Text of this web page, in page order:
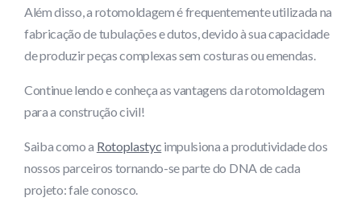
Além disso, a rotomoldagem é frequentemente utilizada na
fabricação de tubulações e dutos, devido à sua capacidade
de produzir peças complexas sem costuras ou emendas.
Continue lendo e conheça as vantagens da rotomoldagem
para a construção civil!
Saiba como a Rotoplastyc impulsiona a produtividade dos
nossos parceiros tornando-se parte do DNA de cada
projeto: fale conosco.